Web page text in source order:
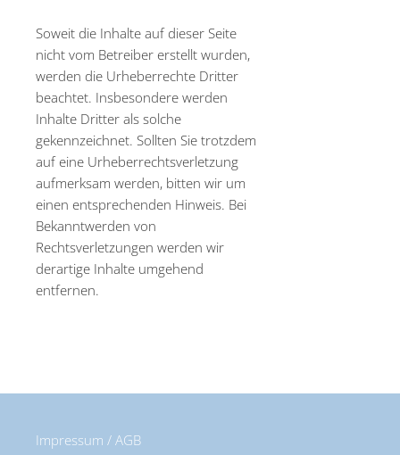
Soweit die Inhalte auf dieser Seite
nicht vom Betreiber erstellt wurden,
werden die Urheberrechte Dritter
beachtet. Insbesondere werden
Inhalte Dritter als solche
gekennzeichnet. Sollten Sie trotzdem
auf eine Urheberrechtsverletzung
aufmerksam werden, bitten wir um
einen entsprechenden Hinweis. Bei
Bekanntwerden von
Rechtsverletzungen werden wir
derartige Inhalte umgehend
entfernen.
Impressum / AGB